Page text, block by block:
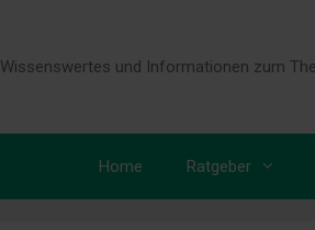
Wissenswertes und Informationen zum
Home Ratgeber